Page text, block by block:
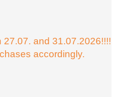
and 31.07.2026!!!!
accordingly.